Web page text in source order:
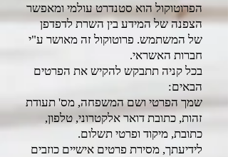
הפרוטוקול הוא סטנדרט עולמי ומאפשר
הצפנה של המידע בין השרת לדפדפן
של המשתמש. פרוטוקול זה מאושר ע"י
חברות האשראי.
בכל קניה תתבקש להקיש את הפרטים
הבאים:
שמך הפרטי ושם המשפחה, מס' תעודת
זהות, כתובת דואר אלקטרוני, טלפון,
כתובת, מיקוד ופרטי תשלום.
לידיעתך, מסירת פרטים אישיים כוזבים